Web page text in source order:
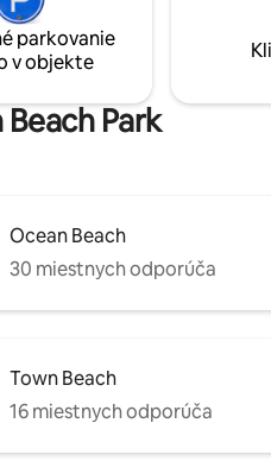
,
priestranný, novo
vynikajúcim
vírivka a masážne
parkovanie
v objekte
Park
Ocean Beach
30 miestnych odporúča
Town Beach
16 miestnych odporúča